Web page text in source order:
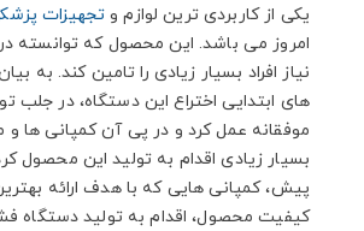
یکی از کاربردی ترین لوازم و تجهیزات
امروز می باشد. این محصول که توانسته
نیاز افراد بسیار زیادی را تامین کند. به
های ابتدایی اختراع این دستگاه، در جلب
موفقانه عمل کرد و در پی آن کمپانی ها
بسیار زیادی اقدام به تولید این محصول
پیش، کمپانی هایی که با هدف ارائه
کیفیت محصول، اقدام به تولید دستگاه